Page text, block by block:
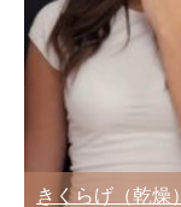
きくらげ（乾燥